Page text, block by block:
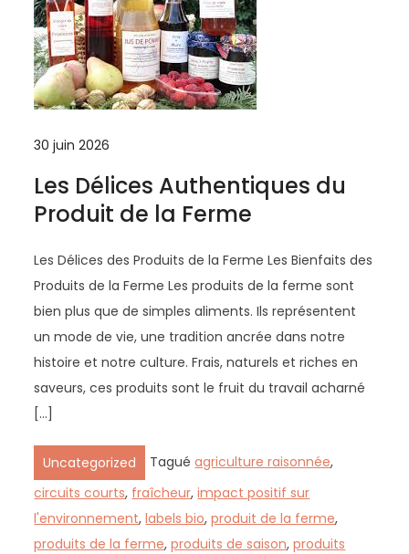
30 juin 2026
Les Délices Authentiques du
Produit de la Ferme
Les Délices des Produits de la Ferme Les Bienfaits des
Produits de la Ferme Les produits de la ferme sont
bien plus que de simples aliments. Ils représentent
un mode de vie, une tradition ancrée dans notre
histoire et notre culture. Frais, naturels et riches en
saveurs, ces produits sont le fruit du travail acharné
[…]
Uncategorized Taguéagriculture raisonnée,
circuits courts, fraîcheur,impact positif sur
l'environnement,labels bio,produit de la ferme,
produits de la ferme,produits de saison,produits